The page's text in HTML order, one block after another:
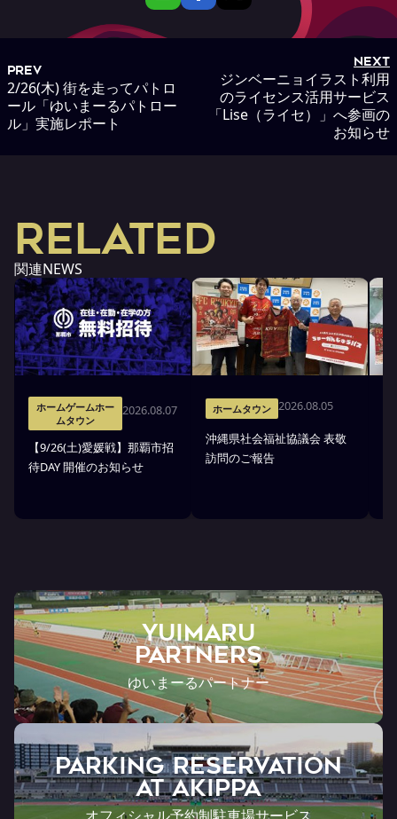
PREV
2/26(木) 街を走ってパトロ
ール「ゆいまーるパトロー
ル」実施レポート
NEXT
ジンベーニョイラスト利用
のライセンス活用サービス
「Lise（ライセ）」へ参画の
お知らせ
RELATED
関連NEWS
ホームゲームホー
ムタウン
2026.08.07
【9/26(土)愛媛戦】那覇市招
待DAY 開催のお知らせ
ホームタウン 2026.08.05
沖縄県社会福祉協議会 表敬
訪問のご報告
YUIMARU
Partners
ゆいまーるパートナー
PARKING RESERVATION
AT Akippa
オフィシャル予約制駐車場サービス